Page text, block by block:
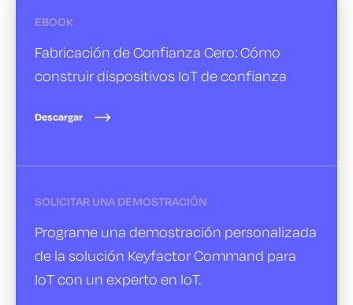
EBOOK
Fabricación de Confianza Cero:Cómo
construir dispositivos IoT de confianza
Descargar
SOLICITAR UNA DEMOSTRACIÓN
Programe una demostración personalizada
de la solución Keyfactor Command para
IoT con un experto en IoT.